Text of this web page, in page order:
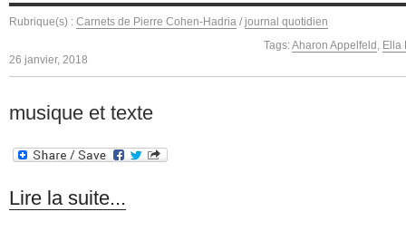
Rubrique(s) : Carnets de Pierre Cohen-Hadria / journal quotidien
Tags:Aharon Appelfeld , Ella
26 janvier, 2018
musique et texte
Lire la suite...